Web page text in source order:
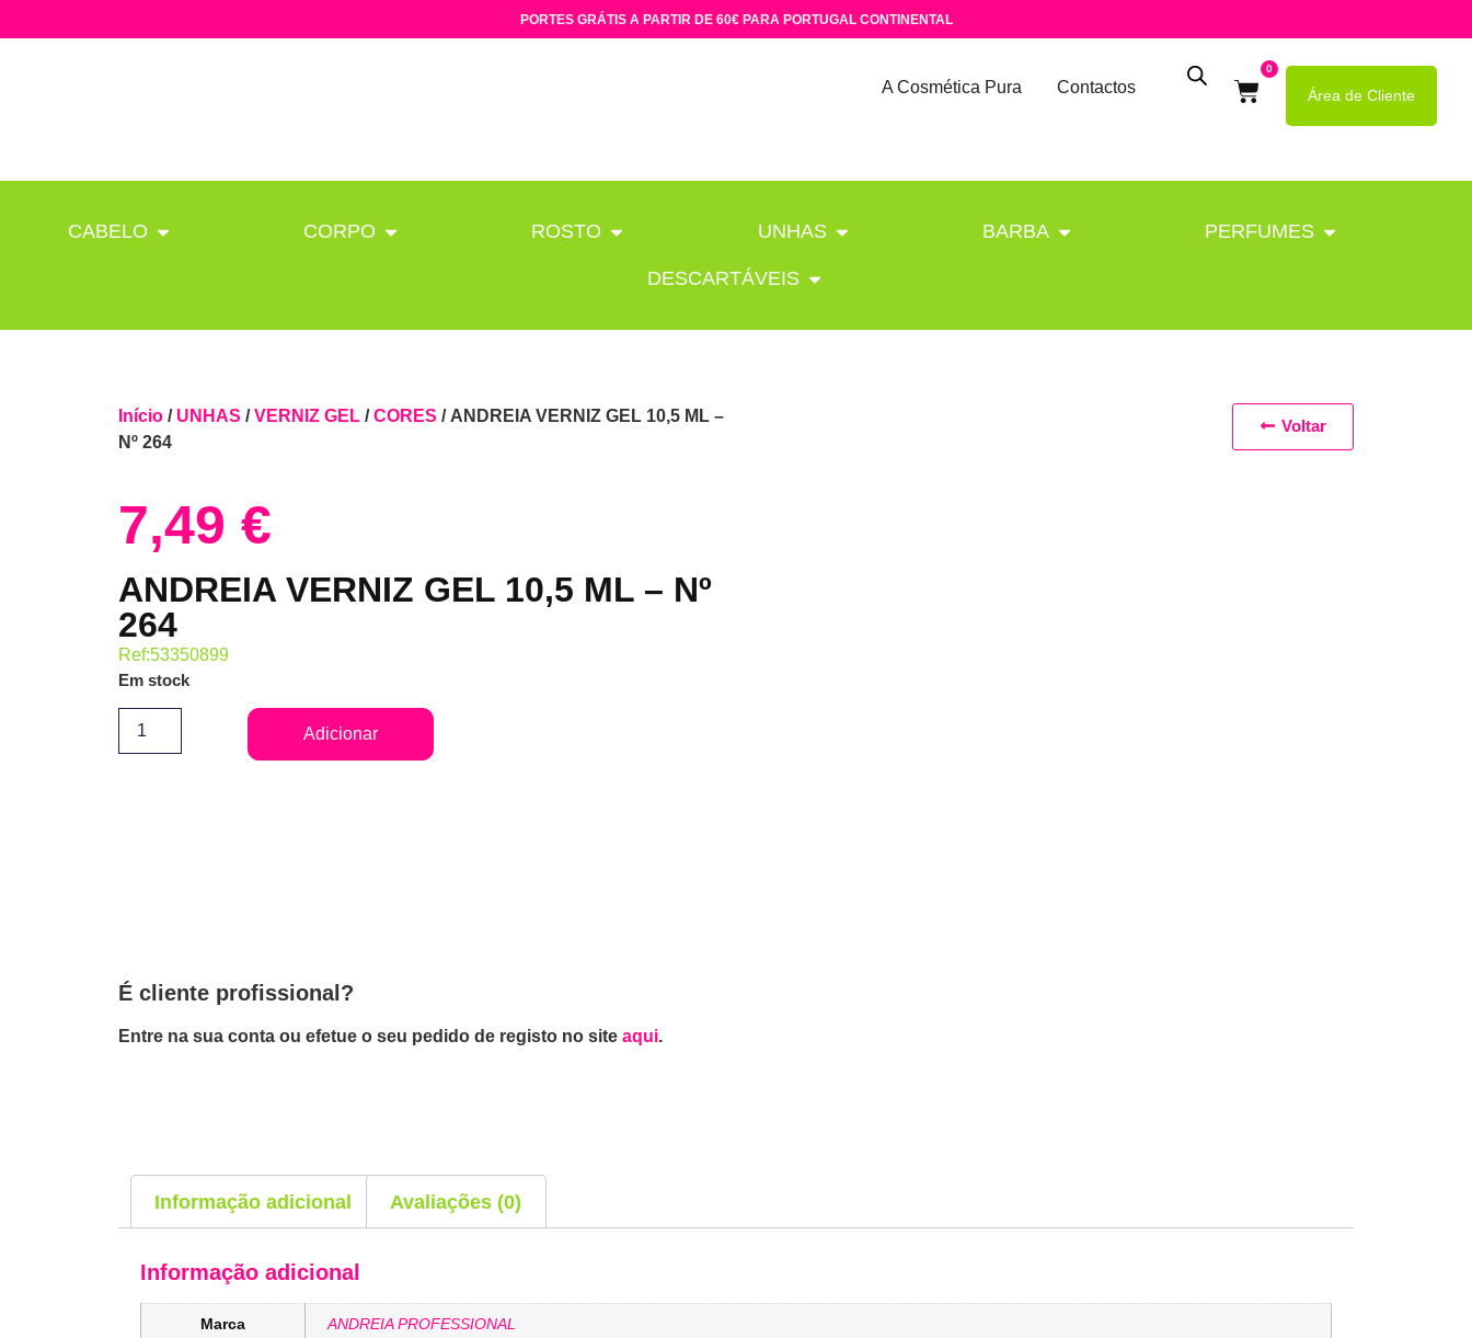
PORTES GRÁTIS A PARTIR DE 60€ PARA PORTUGAL CONTINENTAL
A Cosmética Pura Contactos
0
Área de Cliente
CABELO CORPO ROSTO UNHAS BARBA PERFUMES
DESCARTÁVEIS
Início/ UNHAS /VERNIZ GEL/CORES / ANDREIA VERNIZ GEL 10,5 ML –
Nº 264
7,49 €
ANDREIA VERNIZ GEL 10,5 ML – Nº
264
Ref:53350899
Em stock
Adicionar
É cliente profissional?
Entre na sua conta ou efetue o seu pedido de registo no site aqui.
Voltar
Informação adicional Avaliações (0)
Informação adicional
Marca ANDREIA PROFESSIONAL